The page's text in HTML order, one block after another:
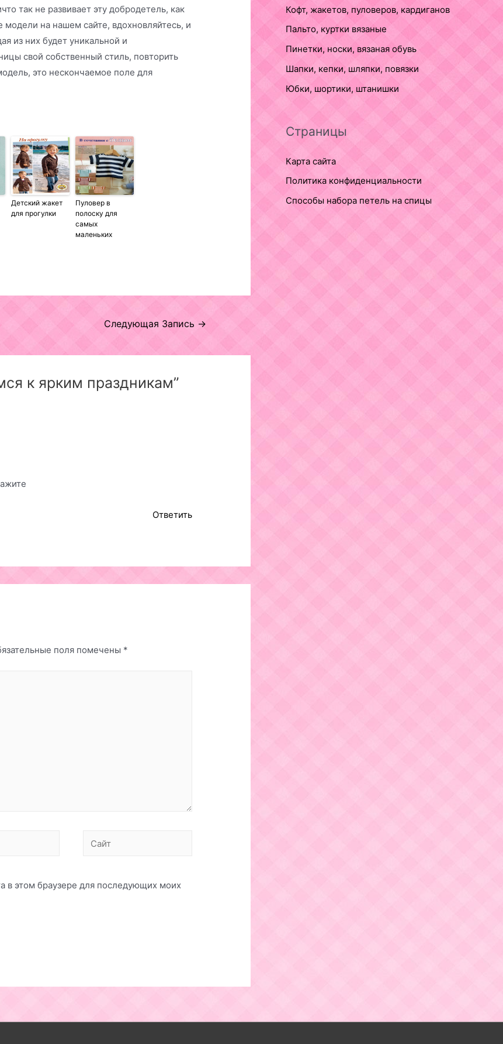
так не развивает эту добродетель, как
на нашем сайте, вдохновляйтесь, и
из них будет уникальной и
свой собственный стиль, повторить
это нескончаемое поле для
Детский жакет
для прогулки
Пуловер в
полоску для
самых
маленьких
Следующая Запись →
к ярким праздникам”
Ответить
поля помечены *
Сайт
в этом браузере для последующих моих
Кофт, жакетов, пуловеров, кардиганов
Пальто, куртки вязаные
Пинетки, носки, вязаная обувь
Шапки, кепки, шляпки, повязки
Юбки, шортики, штанишки
Страницы
Карта сайта
Политика конфиденциальности
Способы набора петель на спицы